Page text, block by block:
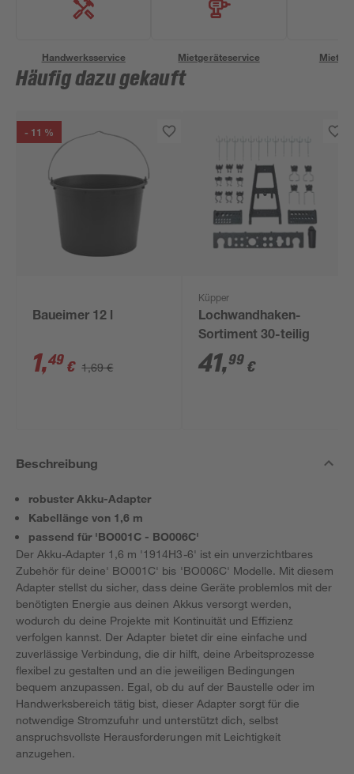
Handwerksservice Mietgeräteservice
Häufig dazu gekauft
- 11 %
Baueimer 12 l
1,49 € 1,69 €
Küpper
Lochwandhaken-
Sortiment 30-teilig
41,99 €
Beschreibung
robuster Akku-Adapter
Kabellänge von 1,6 m
passend für 'BO001C - BO006C'
Der Akku-Adapter 1,6 m '1914H3-6' ist ein unverzichtbares
Zubehör für deine' BO001C' bis 'BO006C' Modelle. Mit diesem
Adapter stellst du sicher, dass deine Geräte problemlos mit der
benötigten Energie aus deinen Akkus versorgt werden,
wodurch du deine Projekte mit Kontinuität und Effizienz
verfolgen kannst. Der Adapter bietet dir eine einfache und
zuverlässige Verbindung, die dir hilft, deine Arbeitsprozesse
flexibel zu gestalten und an die jeweiligen Bedingungen
bequem anzupassen. Egal, ob du auf der Baustelle oder im
Handwerksbereich tätig bist, dieser Adapter sorgt für die
notwendige Stromzufuhr und unterstützt dich, selbst
anspruchsvollste Herausforderungen mit Leichtigkeit
anzugehen.